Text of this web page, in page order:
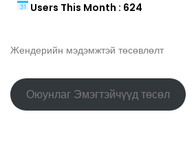
Users This Month : 624
Жендерийн мэдэмжтэй төсөвлөлт
Оюунлаг Эмэгтэйчүүд төсөл